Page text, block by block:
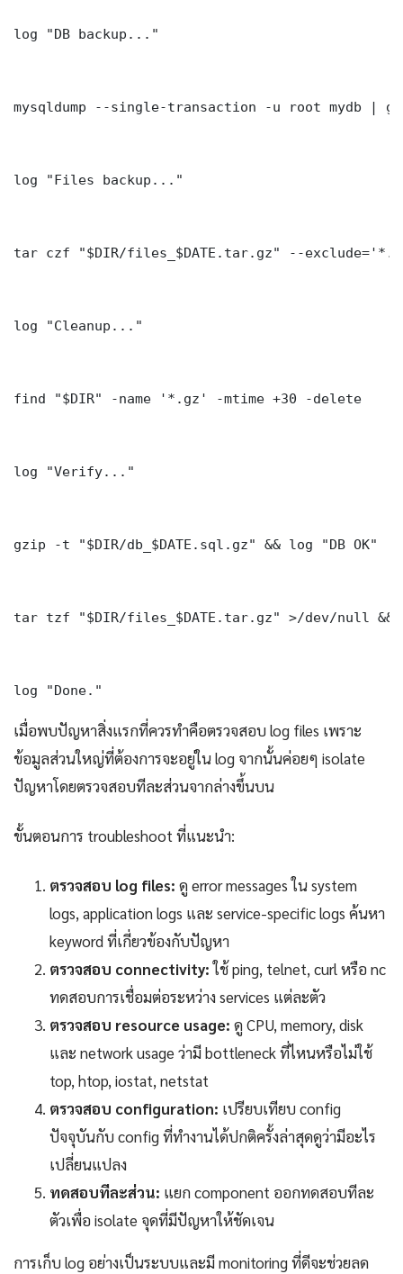
log "DB backup..."
mysqldump --single-transaction -u root mydb |
log "Files backup..."
tar czf "$DIR/files_$DATE.tar.gz" --
log "Cleanup..."
find "$DIR" -name '*.gz' -mtime +30 -delete
log "Verify..."
gzip -t "$DIR/db_$DATE.sql.gz" && log "DB OK"
tar tzf "$DIR/files_$DATE.tar.gz" >/dev/null &&
log "Done."
เมื่อพบปัญหาสิ่งแรกที่ควรทำคือตรวจสอบ log files เพราะ
ข้อมูลส่วนใหญ่ที่ต้องการจะอยู่ใน log จากนั้นค่อยๆ isolate
ปัญหาโดยตรวจสอบทีละส่วนจากล่างขึ้นบน
ขั้นตอนการ troubleshoot ที่แนะนำ:
ตรวจสอบ log files: ดู error messages ใน system
logs, application logs และ service-specific logs ค้นหา
keyword ที่เกี่ยวข้องกับปัญหา
ตรวจสอบ connectivity:ใช้ ping, telnet, curl หรือ nc
ทดสอบการเชื่อมต่อระหว่าง services แต่ละตัว
ตรวจสอบ resource usage: ดู CPU, memory, disk
และ network usage ว่ามี bottleneck ที่ไหนหรือไม่ใช้
top, htop, iostat, netstat
ตรวจสอบ configuration: เปรียบเทียบ config
ปัจจุบันกับ config ที่ทำงานได้ปกติครั้งล่าสุดดูว่ามีอะไร
เปลี่ยนแปลง
ทดสอบทีละส่วน: แยก component ออกทดสอบทีละ
ตัวเพื่อ isolate จุดที่มีปัญหาให้ชัดเจน
การเก็บ log อย่างเป็นระบบและมี monitoring ที่ดีจะช่วยลด